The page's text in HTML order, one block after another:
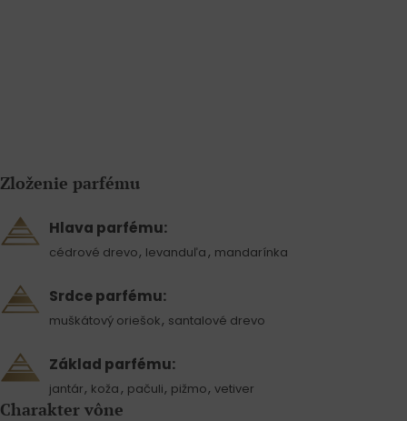
Zloženie parfému
Hlava parfému:
cédrové drevo, levanduľa , mandarínka
Srdce parfému:
muškátový oriešok, santalové drevo
Základ parfému:
jantár, koža , pačuli, pižmo, vetiver
Charakter vône